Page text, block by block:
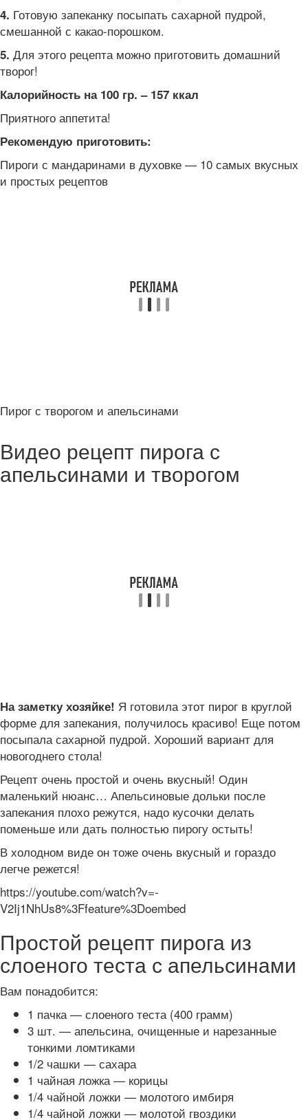
4. Готовую запеканку посыпать сахарной пудрой,
смешанной с какао-порошком.
5. Для этого рецепта можно приготовить домашний
творог!
Калорийность на 100 гр. – 157 ккал
Приятного аппетита!
Рекомендую приготовить:
Пироги с мандаринами в духовке — 10 самых вкусных
и простых рецептов
Пирог с творогом и апельсинами
Видео рецепт пирога с
апельсинами и творогом
На заметку хозяйке! Я готовила этот пирог в круглой
форме для запекания, получилось красиво! Еще потом
посыпала сахарной пудрой. Хороший вариант для
новогоднего стола!
Рецепт очень простой и очень вкусный! Один
маленький нюанс… Апельсиновые дольки после
запекания плохо режутся, надо кусочки делать
поменьше или дать полностью пирогу остыть!
В холодном виде он тоже очень вкусный и гораздо
легче режется!
https://youtube.com/watch?v=-
V2Ij1NhUs8%3Ffeature%3Doembed
Простой рецепт пирога из
слоеного теста с апельсинами
Вам понадобится:
1 пачка — слоеного теста (400 грамм)
3 шт. — апельсина, очищенные и нарезанные
тонкими ломтиками
1/2 чашки — сахара
1 чайная ложка — корицы
1/4 чайной ложки — молотого имбиря
1/4 чайной ложки — молотой гвоздики